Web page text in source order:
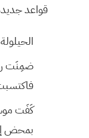
قواعد
ضمِنَت
كَفَت
بمحض